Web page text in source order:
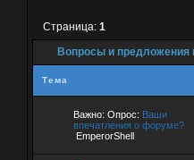
Вопросы и предложения
Страница: 1
Тема
Важно: Опрос: Ваши
впечатления о форуме?
EmperorShell